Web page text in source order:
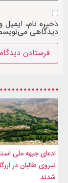
ذخیره نام،
دیدگاهی
ادعای جبهه ملی
نیروی طالبان در
شدند